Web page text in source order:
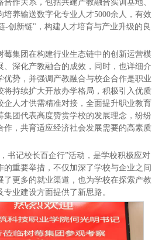
作关系，包括共建产教融合实训基地、
养输送数字化专业人才5000余人，有效
-创新链"，构建人才培育与产业升级的良
莓集团在构建行业生态链中的创新运营模
、深化产教融合的成效，同时，也详细介
优势，并强调产教融合与校企合作是职业
将持续扩大开放办学格局，积极引入优质
企人才供需精准对接，全面提升职业教育
集团代表高度赞赏学校的发展理念，纷纷
作，共育适应经济社会发展需要的高素质
书记校长百企行”活动，是学校积极应对
的重要举措，不仅加深了学校与企业之间
了更多的就业渠道，也为学校在探索产教
业建设方面提供了新思路。